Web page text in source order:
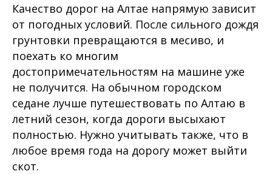
Качество дорог на Алтае напрямую зависит
от погодных условий. После сильного дождя
грунтовки превращаются в месиво, и
поехать ко многим
достопримечательностям на машине уже
не получится. На обычном городском
седане лучше путешествовать по Алтаю в
летний сезон, когда дороги высыхают
полностью. Нужно учитывать также, что в
любое время года на дорогу может выйти
скот.